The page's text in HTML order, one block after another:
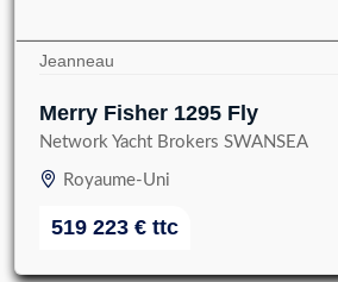
Jeanneau
Merry Fisher 1295 Fly
Network Yacht Brokers SWANSEA
Royaume-Uni
519 223 € ttc